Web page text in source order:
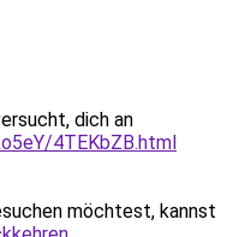
dich an
4TEKbZB.html
möchtest, kannst